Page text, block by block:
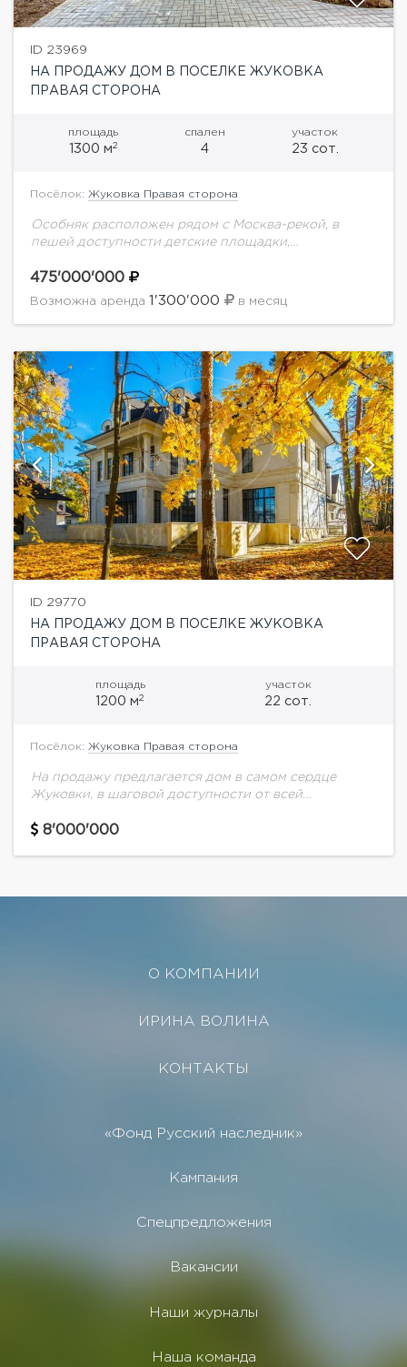
ID 23969
НА ПРОДАЖУ ДОМ В ПОСЕЛКЕ ЖУКОВКА
ПРАВАЯ СТОРОНА
площадь
1300 м2
спален
4
участок
23 сот.
Посёлок: Жуковка Правая сторона
Особняк расположен рядом с Москва-рекой, в
пешей доступности детские площадки,
инфраструктура района. Дом полностью готов к
проживанию. Планировка дома: Цоколь:
475'000'000
Возможна аренда 1'300'000 в месяц
ID 29770
НА ПРОДАЖУ ДОМ В ПОСЕЛКЕ ЖУКОВКА
ПРАВАЯ СТОРОНА
площадь
1200 м2
участок
22 сот.
Посёлок: Жуковка Правая сторона
На продажу предлагается дом в самом сердце
Жуковки, в шаговой доступности от всей
дома:Цоколь: оборудование под бассейном,
8'000'000
О КОМПАНИИ
ИРИНА ВОЛИНА
КОНТАКТЫ
«Фонд Русский наследник»
Кампания
Спецпредложения
Вакансии
Наши журналы
Наша команда